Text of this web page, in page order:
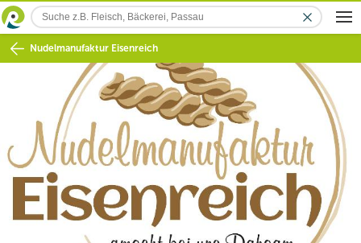
Nudelmanufaktur Eisenreich